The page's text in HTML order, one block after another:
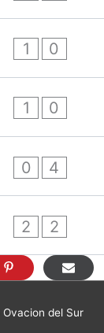
1 0
1 0
0 4
2 2
Ovacion del Sur